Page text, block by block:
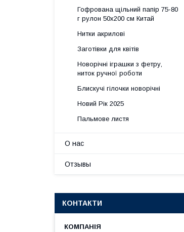
Гофрована щільний папір 75-80
г рулон 50х200 см Китай
Нитки акрилові
Заготівки для квітів
Новорічні іграшки з фетру,
ниток ручної роботи
Блискучі гілочки новорічні
Новий Рік 2025
Пальмове листя
О нас
Отзывы
КОНТАКТИ